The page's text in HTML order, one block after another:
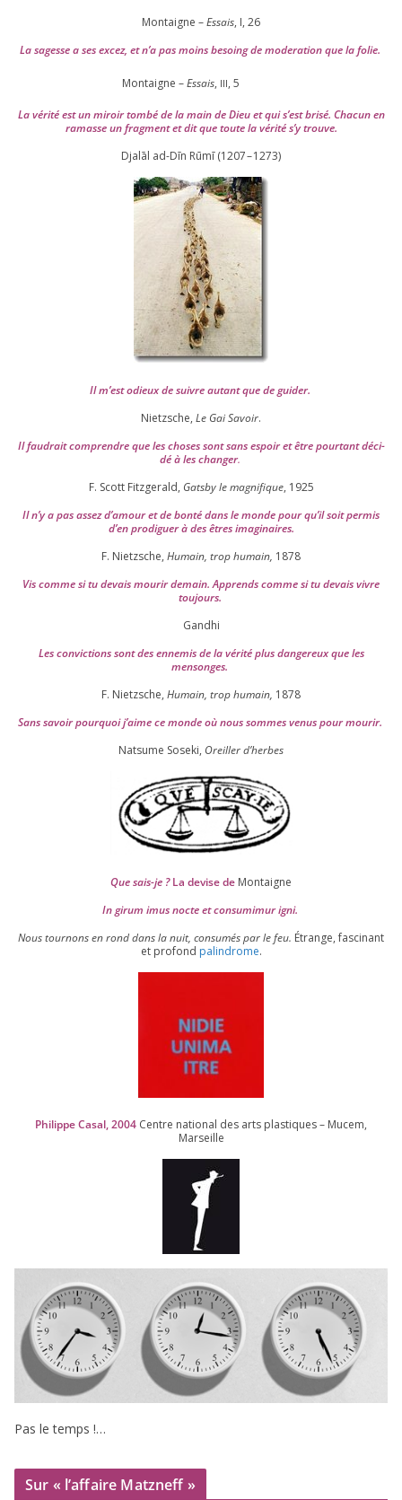
Montaigne –Essais, I, 26
La sagesse a ses excez, et n’a pas moins besoing de mode­ra­tion que la folie.
Montaigne –Essais, III, 5
La véri­té est un miroir tom­bé de la main de Dieu et qui s’est bri­sé. Chacun en
ramasse un frag­ment et dit que toute la véri­té s’y trouve.
Djalāl ad-Dīn Rūmī (1207–1273)
Il m’est odieux de suivre autant que de gui­der.
Nietzsche, Le Gai Savoir.
Il fau­drait com­prendre que les choses sont sans espoir et être pour­tant déci­
dé à les chan­ger.
F. Scott Fitzgerald, Gatsby le magni­fique, 1925
Il n’y a pas assez d’a­mour et de bon­té dans le monde pour qu’il soit per­mis
d’en pro­di­guer à des êtres imaginaires.
F. Nietzsche, Humain, trop humain, 1878
Vis comme si tu devais mou­rir demain. Apprends comme si tu devais vivre
toujours.
Gandhi
Les convic­tions sont des enne­mis de la véri­té plus dan­ge­reux que les
mensonges.
F. Nietzsche, Humain, trop humain, 1878
Sans savoir pour­quoi j’aime ce monde où nous sommes venus pour mourir.
Natsume Soseki, Oreiller d’herbes
Que sais-je ?La devise de Montaigne
In girum imus nocte et consu­mi­mur igni.
Nous tour­nons en rond dans la nuit, consu­més par le feu. Étrange, fas­ci­nant
et pro­fond palin­drome.
Philippe Casal,2004 Centre natio­nal des arts plas­tiques – Mucem,
Marseille
Pas le temps !…
Sur « l’affaire Matzneff »